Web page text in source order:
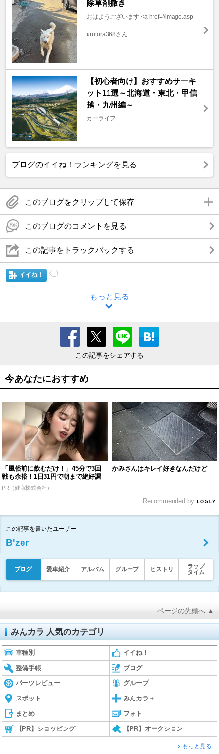
除草剤撒き
おはようございます <a href='/image.asp
urutora368さん
【初心者向け】おすすめサーキ
ット11選～北海道・東北・甲信
越・九州編～
カーライフ
ブログのイイね！ランキングを見る
このブログをクリップして保存
このブログのコメントを見る
この記事をトラックバックする
イイね！
もっと見る
この記事をシェアする
今あなたにおすすめ
「風俗前に飲むだけ！」45分で3回
戦も余裕！1日31円で朝まで絶好調
PR（健商株式会社）
かみさんはキレイ好きなんだけど
Recommended by
この記事を書いたユーザー
B'zer
ブログ 愛車紹介 アルバム グループ ヒストリ
ラップ
タイム
ページの先頭へ ▲
みんカラ 人気のカテゴリ
車種別 イイね！
整備手帳 ブログ
パーツレビュー グループ
スポット みんカラ＋
まとめ フォト
【PR】ショッピング 【PR】オークション
もっと見る